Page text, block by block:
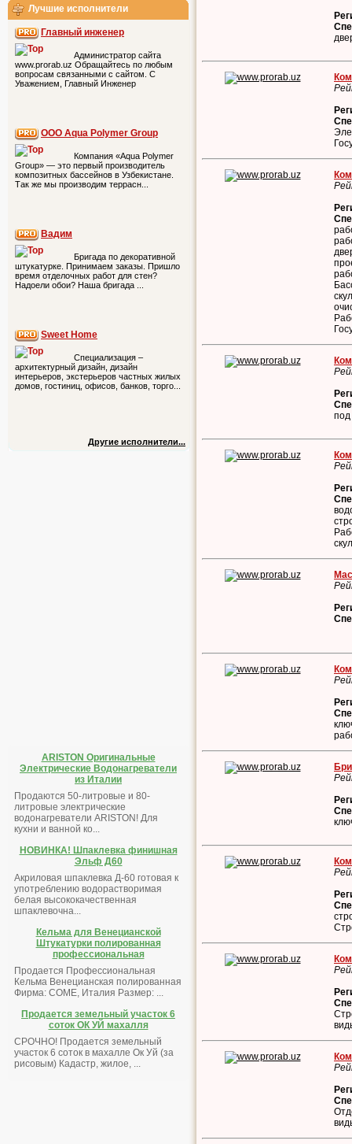
Лучшие исполнители
Главный инженер
Администратор сайта
www.prorab.uz Обращайтесь по любым
вопросам связанными с сайтом. С
Уважением, Главный Инженер
ООО Aqua Polymer Group
Компания «Aqua Polymer
Group» — это первый производитель
композитных бассейнов в Узбекистане.
Так же мы производим террасн...
Вадим
Бригада по декоративной
штукатурке. Принимаем заказы. Пришло
время отделочных работ для стен?
Надоели обои? Наша бригада ...
Sweet Home
Специализация –
архитектурный дизайн, дизайн
интерьеров, экстерьеров частных жилых
домов, гостиниц, офисов, банков, торго...
Другие исполнители...
ARISTON Оригинальные
Электрические Водонагреватели
из Италии
Продаются 50-литровые и 80-
литровые электрические
водонагреватели ARISTON! Для
кухни и ванной ко...
НОВИНКА! Шпаклевка финишная
Эльф Д60
Акриловая шпаклевка Д-60 готовая к
употреблению водорастворимая
белая высококачественная
шпаклевочна...
Кельма для Венецианской
Штукатурки полированная
профессиональная
Продается Профессиональная
Кельма Венецианская полированная
Фирма: COME, Италия Размер: ...
Продается земельный участок 6
соток ОК УЙ махалля
СРОЧНО! Продается земельный
участок 6 соток в махалле Ок Уй (за
рисовым) Кадастр, жилое, ...
под